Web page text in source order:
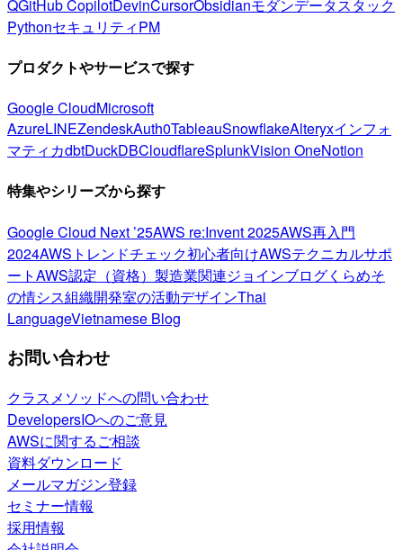
QGitHub CopilotDevinCursorObsidianモダンデータスタック
PythonセキュリティPM
プロダクトやサービスで探す
Google CloudMicrosoft
AzureLINEZendeskAuth0TableauSnowflakeAlteryxインフォ
マティカdbtDuckDBCloudflareSplunkVision OneNotion
特集やシリーズから探す
Google Cloud Next ’25AWS re:Invent 2025AWS再入門
2024AWSトレンドチェック初心者向けAWSテクニカルサポ
ートAWS認定（資格） 製造業関連ジョインブログくらめそ
の情シス組織開発室の活動デザインThai
LanguageVietnamese Blog
お問い合わせ
クラスメソッドへの問い合わせ
DevelopersIOへのご意見
AWSに関するご相談
資料ダウンロード
メールマガジン登録
セミナー情報
採用情報